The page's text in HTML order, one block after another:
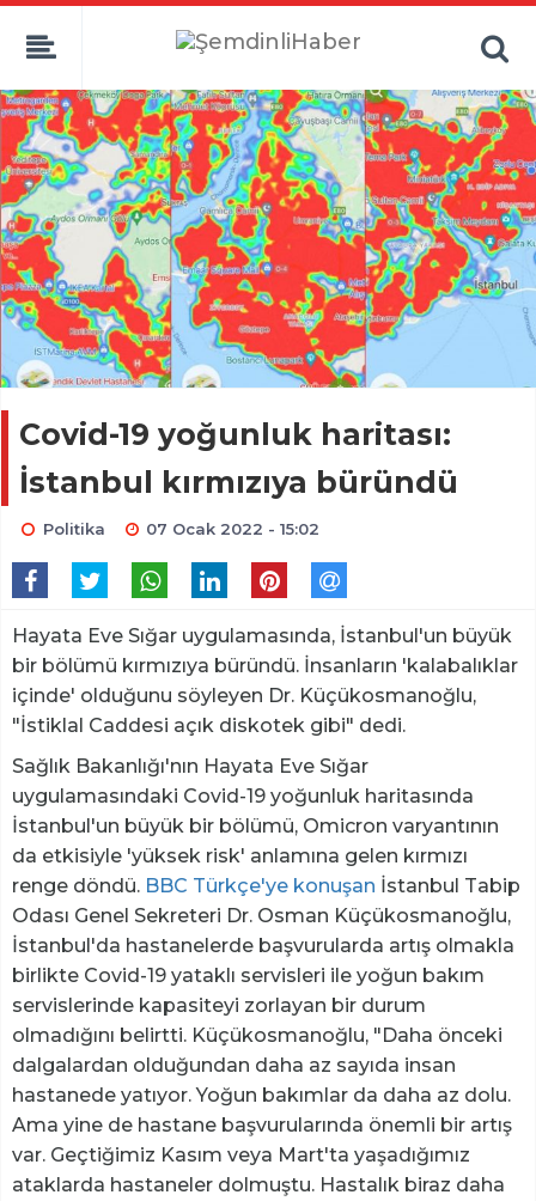
Covid-19 yoğunluk haritası:
İstanbul kırmızıya büründü
Politika 07 Ocak 2022 - 15:02
Hayata Eve Sığar uygulamasında, İstanbul'un büyük
bir bölümü kırmızıya büründü. İnsanların 'kalabalıklar
içinde' olduğunu söyleyen Dr. Küçükosmanoğlu,
"İstiklal Caddesi açık diskotek gibi" dedi.
Sağlık Bakanlığı'nın Hayata Eve Sığar
uygulamasındaki Covid-19 yoğunluk haritasında
İstanbul'un büyük bir bölümü, Omicron varyantının
da etkisiyle 'yüksek risk' anlamına gelen kırmızı
renge döndü. BBC Türkçe'ye konuşan İstanbul Tabip
Odası Genel Sekreteri Dr. Osman Küçükosmanoğlu,
İstanbul'da hastanelerde başvurularda artış olmakla
birlikte Covid-19 yataklı servisleri ile yoğun bakım
servislerinde kapasiteyi zorlayan bir durum
olmadığını belirtti. Küçükosmanoğlu, "Daha önceki
dalgalardan olduğundan daha az sayıda insan
hastanede yatıyor. Yoğun bakımlar da daha az dolu.
Ama yine de hastane başvurularında önemli bir artış
var. Geçtiğimiz Kasım veya Mart'ta yaşadığımız
ataklarda hastaneler dolmuştu. Hastalık biraz daha